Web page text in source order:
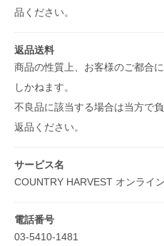
品ください。
返品送料
商品の性質上、お客様のご都合
しかねます。
不良品に該当する場合は当方で
返品ください。
サービス名
COUNTRY HARVEST オンライ
電話番号
03-5410-1481